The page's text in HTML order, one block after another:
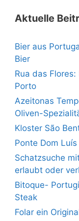
Aktuelle
Bier aus
Bier
Rua das
Porto
Azeitonas
Oliven-
Kloster São
Ponte Dom
Schatzsuche
erlaubt oder
Bitoque-
Steak
Folar ein